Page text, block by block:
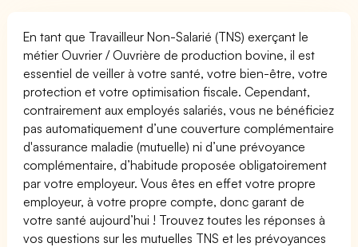
En tant que Travailleur Non-Salarié (TNS) exerçant le
métier Ouvrier / Ouvrière de production bovine, il est
essentiel de veiller à votre santé, votre bien-être, votre
protection et votre optimisation fiscale. Cependant,
contrairement aux employés salariés, vous ne bénéficiez
pas automatiquement d’une couverture complémentaire
d'assurance maladie (mutuelle) ni d’une prévoyance
complémentaire, d’habitude proposée obligatoirement
par votre employeur. Vous êtes en effet votre propre
employeur, à votre propre compte, donc garant de
votre santé aujourd’hui ! Trouvez toutes les réponses à
vos questions sur les mutuelles TNS et les prévoyances